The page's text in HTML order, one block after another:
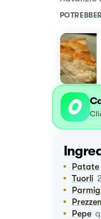
Patate
Tuorli
Pepe